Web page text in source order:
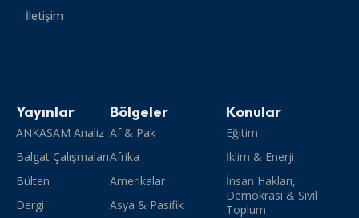
İletişim
Yayınlar
ANKASAM Analiz
Balgat Çalışmaları
Bülten
Dergi
Bölgeler
Af & Pak
Afrika
Amerikalar
Asya & Pasifik
Konular
Eğitim
İklim & Enerji
İnsan Hakları,
Demokrasi & Sivil
Toplum